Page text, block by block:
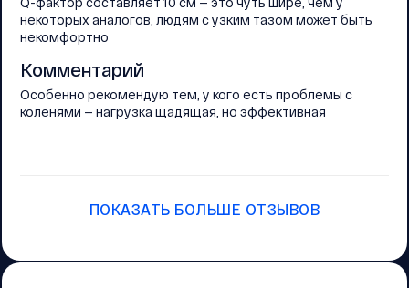
некоторых аналогов, людям с узким тазом может быть
некомфортно
Комментарий
Особенно рекомендую тем, у кого есть проблемы с
коленями — нагрузка щадящая, но эффективная
ПОКАЗАТЬ БОЛЬШЕ ОТЗЫВОВ